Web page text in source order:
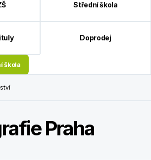
Střední škola
Doprodej
škola
Praha